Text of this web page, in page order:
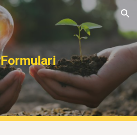
Skip to navigation
Formulari